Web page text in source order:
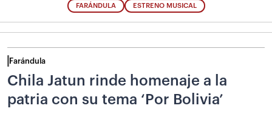
FARÁNDULA ESTRENO MUSICAL
Farándula
Chila Jatun rinde homenaje a la
patria con su tema ‘Por Bolivia’